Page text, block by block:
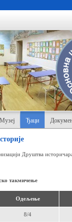
Музеј Ђаци
Друштва
такмичење
Одељење
8/4